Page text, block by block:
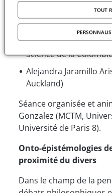
mouvementavec :
Isabelle Stengers
Mabel Gisela Torres
Science de la
Alejandra Jaramillo
Auckland)
Séance organisée et
Gonzalez (MCTM,
Université de Paris 8).
Onto-épistémologies
proximité du divers
Dans le champ de la
TOUT